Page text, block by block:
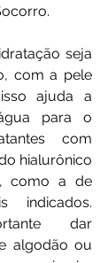
seja
com a pele
ajuda a
para o
com
hialurônico
como a de
indicados.
dar
algodão ou